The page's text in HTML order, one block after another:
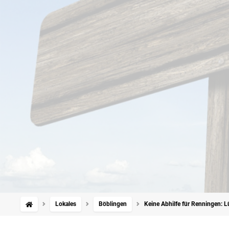
Lokales Böblingen Keine Abhilfe für Renningen: